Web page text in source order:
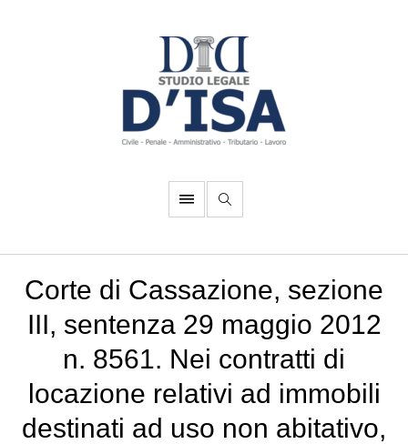
Corte di Cassazione, sezione
III, sentenza 29 maggio 2012
n. 8561. Nei contratti di
locazione relativi ad immobili
destinati ad uso non abitativo,